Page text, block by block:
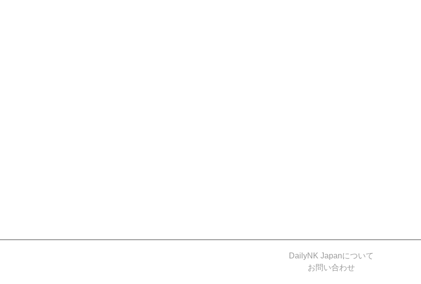
DailyNK Japanについて
お問い合わせ